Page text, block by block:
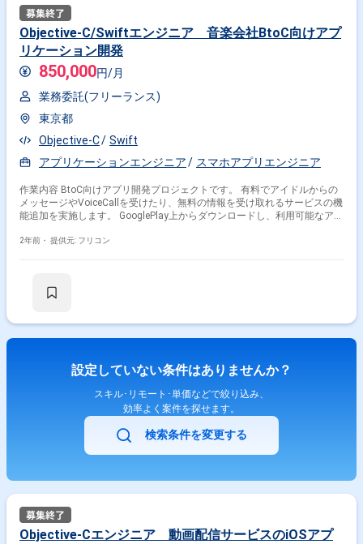
Objective-C/Swiftエンジニア 音楽会社BtoC向けアプ
リケーション開発
850,000円/月
業務委託(フリーランス)
東京都
Objective-C
Swift
アプリケーションエンジニア
スマホアプリエンジニア
作業内容 BtoC向けアプリ開発プロジェクトです。 有料でアイドルからの
メッセージやVoiceCallを受けたり、無料の情報を受け取れるサービスの機
能追加を実施します。 GooglePlay上からダウンロードし、利用可能なアプ
募集します。
2年前・ 提供元: フリコン
設定していない条件はありませんか？
スキル･リモート･単価などで絞り込み、
効率よく案件を探せます。
検索条件を変更する
Objective-Cエンジニア 動画配信サービスのiOSアプ